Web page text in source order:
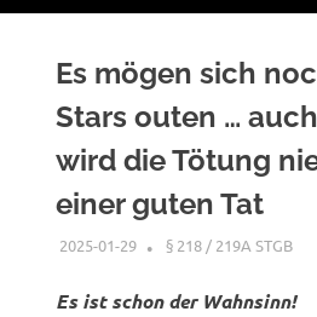
Es mögen sich
Stars outen …
wird die Tötung
einer guten Tat
2025-01-29 XX
§ 218 / 219A STGB
Es ist schon der Wahnsinn!